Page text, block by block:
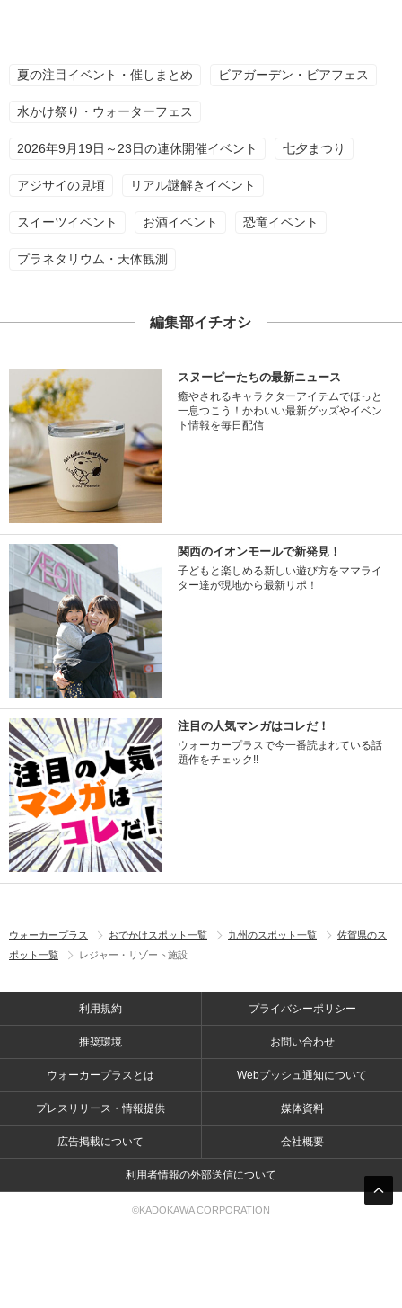
夏の注目イベント・催しまとめ ビアガーデン・ビアフェス
水かけ祭り・ウォーターフェス
2026年9月19日～23日の連休開催イベント 七夕まつり
アジサイの見頃 リアル謎解きイベント
スイーツイベント お酒イベント 恐竜イベント
プラネタリウム・天体観測
編集部イチオシ
スヌーピーたちの最新ニュース
癒やされるキャラクターアイテムでほっと
一息つこう！かわいい最新グッズやイベン
ト情報を毎日配信
関西のイオンモールで新発見！
子どもと楽しめる新しい遊び方をママライ
ター達が現地から最新リポ！
注目の人気マンガはコレだ！
ウォーカープラスで今一番読まれている話
題作をチェック!!
ウォーカープラス おでかけスポット一覧 九州のスポット一覧
佐賀県のス
ポット一覧
レジャー・リゾート施設
利用規約 プライバシーポリシー
推奨環境 お問い合わせ
ウォーカープラスとは Webプッシュ通知について
プレスリリース・情報提供 媒体資料
広告掲載について 会社概要
利用者情報の外部送信について
©KADOKAWA CORPORATION